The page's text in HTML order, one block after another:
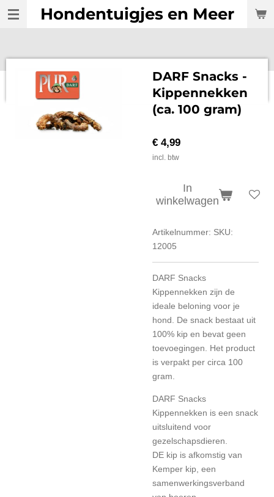
Ga
direct
Hondentuigjes en Meer
DARF Snacks -
Kippennekken
(ca. 100 gram)
€ 4,99
incl. btw
In
winkelwagen
Artikelnummer: SKU:
12005
DARF Snacks
Kippennekken zijn de
ideale beloning voor je
hond. De snack bestaat uit
100% kip en bevat geen
toevoegingen. Het product
is verpakt per circa 100
gram.
DARF Snacks
Kippennekken is een snack
uitsluitend voor
gezelschapsdieren.
DE kip is afkomstig van
Kemper kip, een
samenwerkingsverband